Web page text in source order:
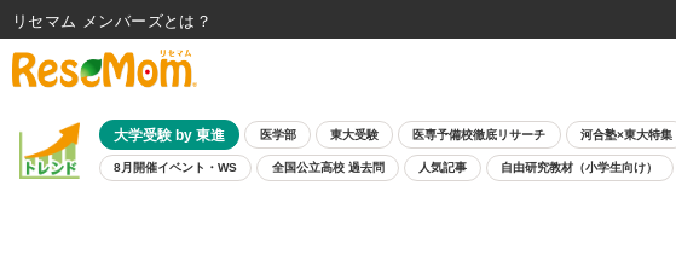
大学受験 by 東進 医学部 東大受験 医専予備校徹底リサーチ 河合塾×東大特集
8月開催イベント・WS 全国公立高校 過去問 人気記事 自由研究教材（小学生向け）
リセマム メンバーズ